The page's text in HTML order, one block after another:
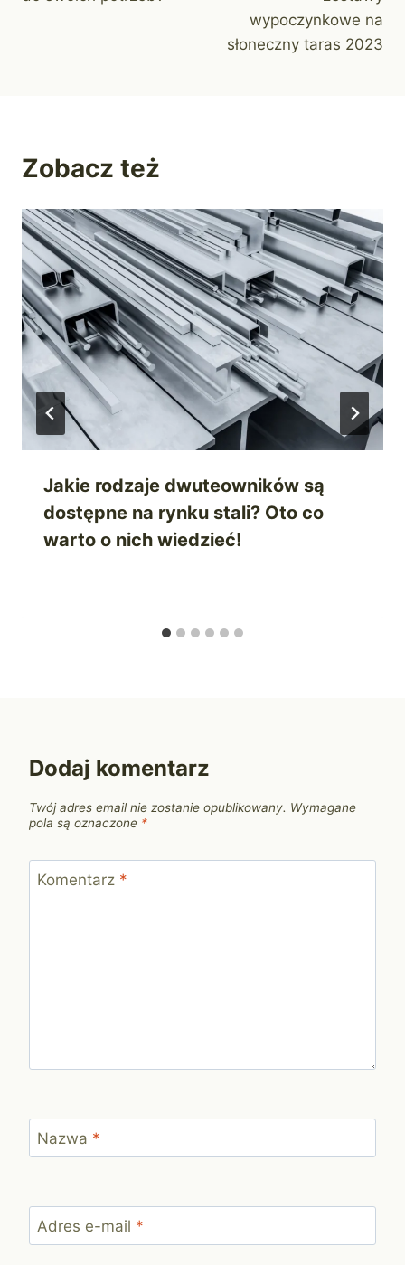
wypoczynkowe na
słoneczny taras 2023
Zobacz też
Jakie rodzaje dwuteowników są
dostępne na rynku stali? Oto co
warto o nich wiedzieć!
Dodaj komentarz
Twój adres email nie zostanie opublikowany. Wymagane
pola są oznaczone *
Komentarz *
Nazwa *
Adres e-mail *